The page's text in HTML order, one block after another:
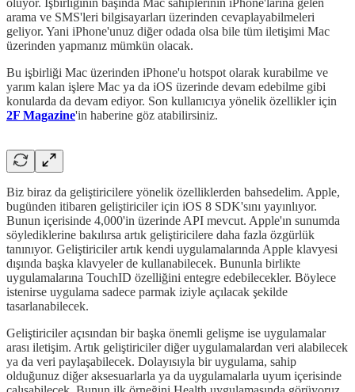
arama ve SMS'leri bilgisayarları üzerinden cevaplayabilmeleri
geliyor. Yani iPhone'unuz diğer odada olsa bile tüm iletişimi Mac
üzerinden yapmanız mümkün olacak.
Bu işbirliği Mac üzerinden iPhone'u hotspot olarak kurabilme ve
yarım kalan işlere Mac ya da iOS üzerinde devam edebilme gibi
konularda da devam ediyor. Son kullanıcıya yönelik özellikler için
2F Magazine'in haberine göz atabilirsiniz.
Biz biraz da geliştiricilere yönelik özelliklerden bahsedelim. Apple,
bugünden itibaren geliştiriciler için iOS 8 SDK'sını yayınlıyor.
Bunun içerisinde 4,000'in üzerinde API mevcut. Apple'ın sunumda
söylediklerine bakılırsa artık geliştiricilere daha fazla özgürlük
tanınıyor. Geliştiriciler artık kendi uygulamalarında Apple klavyesi
dışında başka klavyeler de kullanabilecek. Bununla birlikte
uygulamalarına TouchID özelliğini entegre edebilecekler. Böylece
istenirse uygulama sadece parmak iziyle açılacak şekilde
tasarlanabilecek.
Geliştiriciler açısından bir başka önemli gelişme ise uygulamalar
arası iletişim. Artık geliştiriciler diğer uygulamalardan veri alabilecek
ya da veri paylaşabilecek. Dolayısıyla bir uygulama, sahip
olduğunuz diğer aksesuarlarla ya da uygulamalarla uyum içerisinde